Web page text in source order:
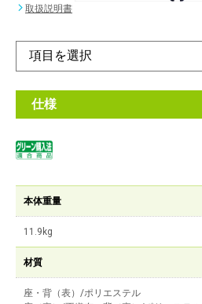
取扱説明書
仕様
本体重量
11.9kg
材質
座・背（表）/ポリエステル